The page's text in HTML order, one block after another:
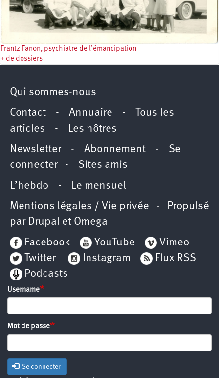
Frantz Fanon, psychiatre de l’émancipation
+ de dossiers
Qui sommes-nous
Contact - Annuaire -
Tous les
articles - Les nôtres
Newsletter- Abonnement - Se
connecter- Sites amis
L’hebdo - Le mensuel
Mentions légales / Vie privée - Propulsé
par Drupal et Omega
Facebook
YouTube
Vimeo
Twitter
Instagram
Flux RSS
Podcasts
Username
Mot de passe
Se connecter